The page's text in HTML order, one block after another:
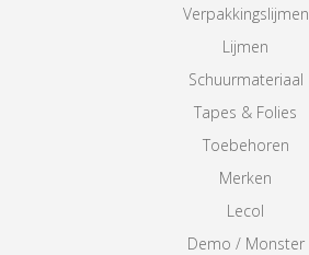
Verpakkingslijmen
Lijmen
Schuurmateriaal
Tapes & Folies
Toebehoren
Merken
Lecol
Demo / Monster